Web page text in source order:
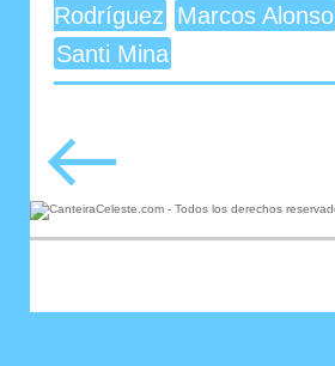
Rodríguez Marcos Alonso
Santi Mina